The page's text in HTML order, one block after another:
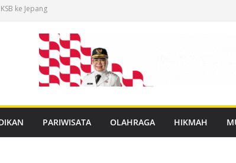
ke Jepang
Rabies
PBG Gratis
Distribusi
PARIWISATA OLAHRAGA HIKMAH